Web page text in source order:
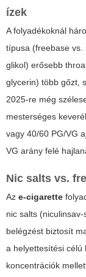
ízek
A folyadékoknál
típusa (freebase vs.
glikol) erősebb
glycerin) több gőzt,
2025-re még
mesterséges
vagy 40/60 PG/VG
VG arány felé
Nic salts vs.
Az e-cigarette
nic salts
belégzést biztosít
a helyettesítési célú
koncentrációk